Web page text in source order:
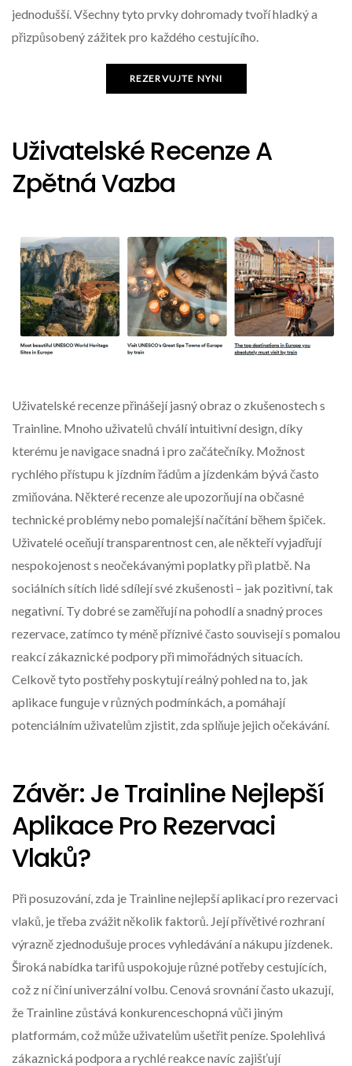
jednodušší. Všechny tyto prvky dohromady tvoří hladký a
přizpůsobený zážitek pro každého cestujícího.
REZERVUJTE NYNI
Uživatelské Recenze A
Zpětná Vazba
Uživatelské recenze přinášejí jasný obraz o zkušenostech s
Trainline. Mnoho uživatelů chválí intuitivní design, díky
kterému je navigace snadná i pro začátečníky. Možnost
rychlého přístupu k jízdním řádům a jízdenkám bývá často
zmiňována. Některé recenze ale upozorňují na občasné
technické problémy nebo pomalejší načítání během špiček.
Uživatelé oceňují transparentnost cen, ale někteří vyjadřují
nespokojenost s neočekávanými poplatky při platbě. Na
sociálních sítích lidé sdílejí své zkušenosti – jak pozitivní, tak
negativní. Ty dobré se zaměřují na pohodlí a snadný proces
rezervace, zatímco ty méně příznivé často souvisejí s pomalou
reakcí zákaznické podpory při mimořádných situacích.
Celkově tyto postřehy poskytují reálný pohled na to, jak
aplikace funguje v různých podmínkách, a pomáhají
potenciálním uživatelům zjistit, zda splňuje jejich očekávání.
Závěr: Je Trainline Nejlepší
Aplikace Pro Rezervaci
Vlaků?
Při posuzování, zda je Trainline nejlepší aplikací pro rezervaci
vlaků, je třeba zvážit několik faktorů. Její přívětivé rozhraní
výrazně zjednodušuje proces vyhledávání a nákupu jízdenek.
Široká nabídka tarifů uspokojuje různé potřeby cestujících,
což z ní činí univerzální volbu. Cenová srovnání často ukazují,
že Trainline zůstává konkurenceschopná vůči jiným
platformám, což může uživatelům ušetřit peníze. Spolehlivá
zákaznická podpora a rychlé reakce navíc zajišťují